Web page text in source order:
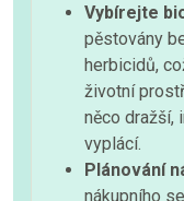
Vybírejte
pěstovány
herbicidů,
životní
něco dražší,
vyplácí.
Plánování
nákupního